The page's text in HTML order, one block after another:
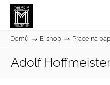
Domů / E-shop / Práce na
Adolf